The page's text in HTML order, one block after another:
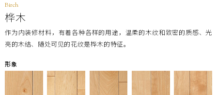
Birch
桦木
作为内装修材料，有着各种各样的用途，温柔的木纹和致密的质感、光
亮的木结、随处可见的花纹是桦木的特征。
形象